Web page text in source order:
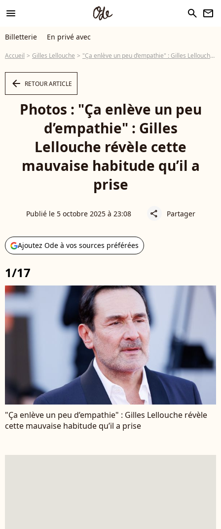
menu search newsletter
Billetterie En privé avec
Accueil Gilles Lellouche "Ça enlève un peu d’empathie" : Gilles Lellouche révèle cette mauvaise habitude qu’il a prise
arrow_left RETOUR ARTICLE
Photos : "Ça enlève un peu
d’empathie" : Gilles
Lellouche révèle cette
mauvaise habitude qu’il a
prise
Publié le 5 octobre 2025 à 23:08 share Partager
Ajoutez Ode à vos sources préférées
1/17
"Ça enlève un peu d’empathie" : Gilles Lellouche révèle
cette mauvaise habitude qu’il a prise